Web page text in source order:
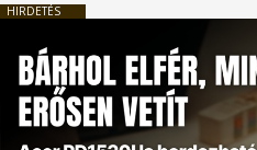
HIRDETÉS